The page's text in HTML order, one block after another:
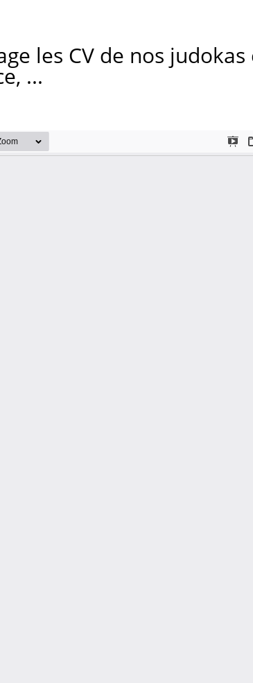
les CV de nos judokas
...